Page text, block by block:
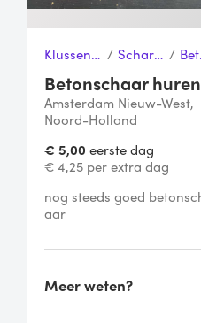
Klussen & Gereedschap / Scharen & Messen /
Betonschaar huren
Amsterdam Nieuw-West,
Noord-Holland
€ 5,00 eerste dag
€ 4,25 per extra dag
nog steeds goed
aar
Meer weten?